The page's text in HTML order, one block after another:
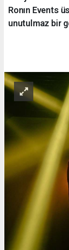
Ronın Events
unutulmaz bir